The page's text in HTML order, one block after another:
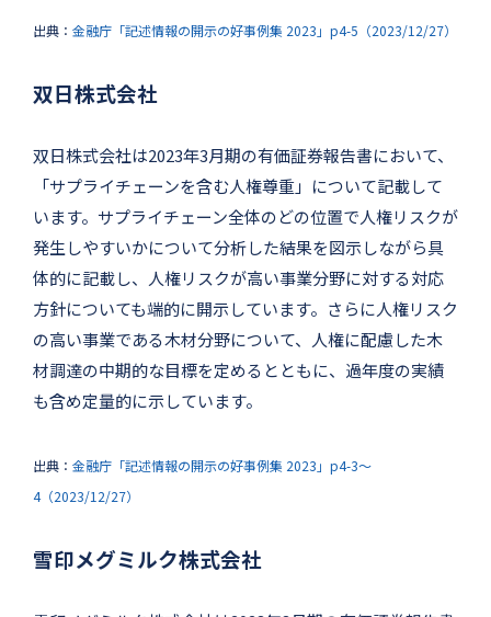
出典： 金融庁「記述情報の開示の好事例集 2023」p4-5（2023/12/27）
双日株式会社
双日株式会社は2023年3月期の有価証券報告書において、
「サプライチェーンを含む人権尊重」について記載して
います。サプライチェーン全体のどの位置で人権リスクが
発生しやすいかについて分析した結果を図示しながら具
体的に記載し、人権リスクが高い事業分野に対する対応
方針についても端的に開示しています。さらに人権リスク
の高い事業である木材分野について、人権に配慮した木
材調達の中期的な目標を定めるとともに、過年度の実績
も含め定量的に示しています。
出典： 金融庁「記述情報の開示の好事例集 2023」p4-3～
4（2023/12/27）
雪印メグミルク株式会社